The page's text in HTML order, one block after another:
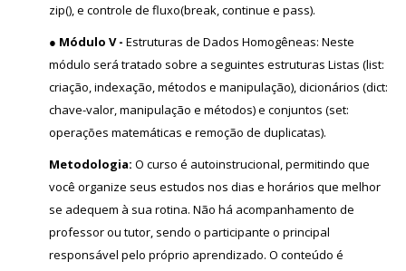
zip(), e controle de fluxo(break, continue e pass).
● Módulo V - Estruturas de Dados Homogêneas: Neste
módulo será tratado sobre a seguintes estruturas Listas (list:
criação, indexação, métodos e manipulação), dicionários (dict:
chave-valor, manipulação e métodos) e conjuntos (set:
operações matemáticas e remoção de duplicatas).
Metodologia: O curso é autoinstrucional, permitindo que
você organize seus estudos nos dias e horários que melhor
se adequem à sua rotina. Não há acompanhamento de
professor ou tutor, sendo o participante o principal
responsável pelo próprio aprendizado. O conteúdo é